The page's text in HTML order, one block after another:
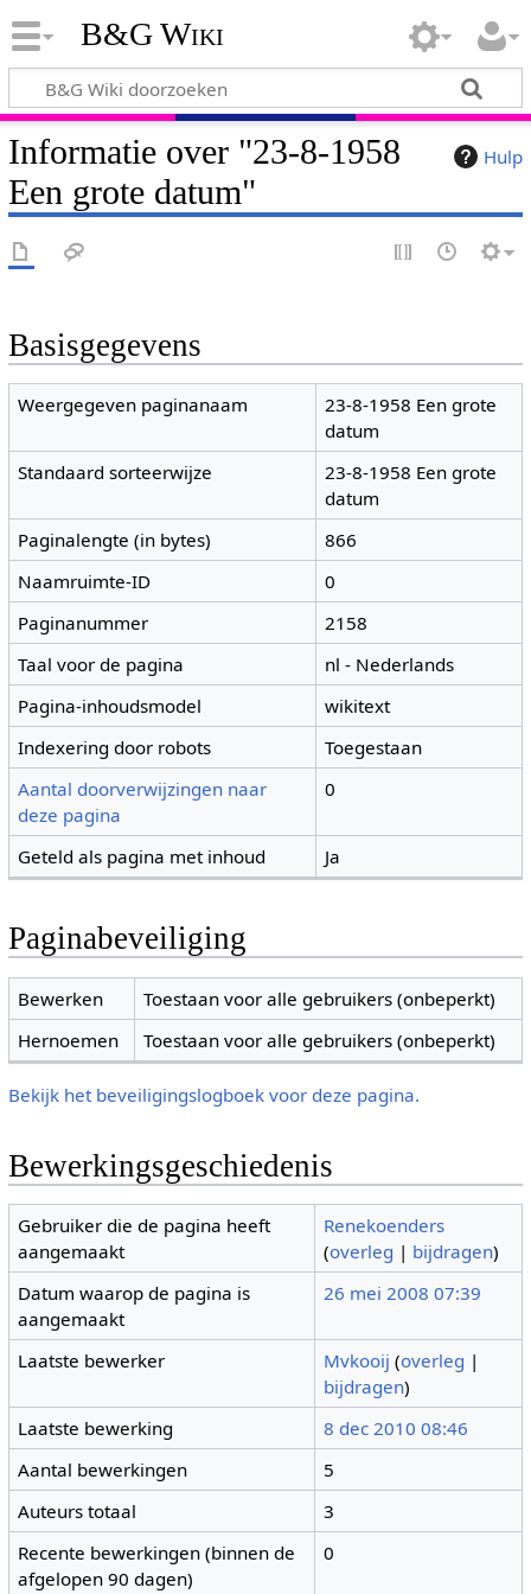
B&G Wiki
Hulp
Informatie over "23-8-1958
Een grote datum"
Basisgegevens
Weergegeven paginanaam
23-8-1958 Een grote
datum
Standaard sorteerwijze
23-8-1958 Een grote
datum
Paginalengte (in bytes)
866
Naamruimte-ID
0
Paginanummer
2158
Taal voor de pagina
nl - Nederlands
Pagina-inhoudsmodel
wikitext
Indexering door robots
Toegestaan
Aantal doorverwijzingen naar
deze pagina
0
Geteld als pagina met inhoud Ja
Paginabeveiliging
Bewerken
Toestaan voor alle gebruikers (onbeperkt)
Hernoemen
Toestaan voor alle gebruikers (onbeperkt)
Bekijk het beveiligingslogboek voor deze pagina.
Bewerkingsgeschiedenis
Gebruiker die de pagina heeft
aangemaakt
Renekoenders
(overleg | bijdragen)
Datum waarop de pagina is
aangemaakt
26 mei 2008 07:39
Laatste bewerker Mvkooij (overleg |
bijdragen)
Laatste bewerking
8 dec 2010 08:46
Aantal bewerkingen
5
Auteurs totaal
3
Recente bewerkingen (binnen de
afgelopen 90 dagen)
0